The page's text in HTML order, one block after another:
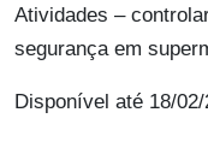
Atividades –
segurança em
Disponível até 18/